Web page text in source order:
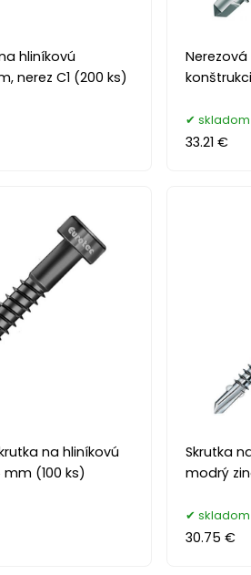
hliníkovú
nerez C1 (200 ks)
skladom
33.21 €
na hliníkovú
(100 ks)
Skrutka
modrý
skladom
30.75 €